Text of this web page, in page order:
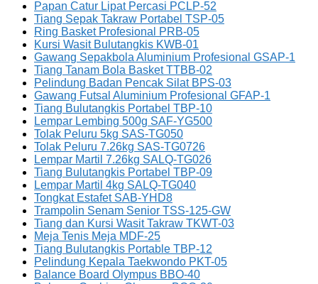
Papan Catur Lipat Percasi PCLP-52
Tiang Sepak Takraw Portabel TSP-05
Ring Basket Profesional PRB-05
Kursi Wasit Bulutangkis KWB-01
Gawang Sepakbola Aluminium Profesional GSAP-1
Tiang Tanam Bola Basket TTBB-02
Pelindung Badan Pencak Silat BPS-03
Gawang Futsal Aluminium Profesional GFAP-1
Tiang Bulutangkis Portabel TBP-10
Lempar Lembing 500g SAF-YG500
Tolak Peluru 5kg SAS-TG050
Tolak Peluru 7.26kg SAS-TG0726
Lempar Martil 7.26kg SALQ-TG026
Tiang Bulutangkis Portabel TBP-09
Lempar Martil 4kg SALQ-TG040
Tongkat Estafet SAB-YHD8
Trampolin Senam Senior TSS-125-GW
Tiang dan Kursi Wasit Takraw TKWT-03
Meja Tenis Meja MDF-25
Tiang Bulutangkis Portable TBP-12
Pelindung Kepala Taekwondo PKT-05
Balance Board Olympus BBO-40